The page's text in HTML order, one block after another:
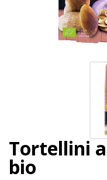
Tortellini
bio